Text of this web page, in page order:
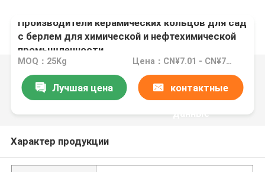
Производители керамических кольцов для сад
с берлем для химической и нефтехимической
промышленности
MOQ：25Kg Цена：CN¥7.01 - CN¥70.09
Лучшая цена контактные
данные
Характер продукции